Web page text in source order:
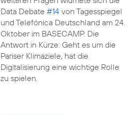
Data Debate #14von Tagesspiegel
und Telefónica Deutschland am 24.
Oktober im BASECAMP. Die
Antwort in Kürze: Geht es um die
Pariser Klimaziele, hat die
Digitalisierung eine wichtige Rolle
zu spielen.